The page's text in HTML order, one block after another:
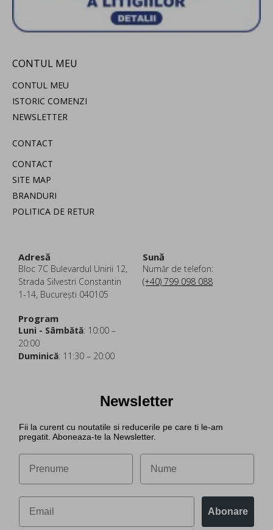
CONTUL MEU
CONTUL MEU
ISTORIC COMENZI
NEWSLETTER
CONTACT
CONTACT
SITE MAP
BRANDURI
POLITICA DE RETUR
Adresă
Bloc 7C Bulevardul Unirii 12,
Strada Silvestri Constantin
1-14, București 040105
Sună
Număr de telefon:
(+40) 799 098 088
Program
Luni - Sâmbătă: 10:00 –
20:00
Duminică: 11:30 – 20:00
Newsletter
Fii la curent cu noutatile si reducerile pe care ti le-am
pregatit. Aboneaza-te la Newsletter.
Abonare